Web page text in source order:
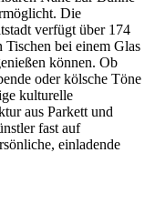
Die
verfügt über 174
Tischen bei einem Glas
können. Ob
oder kölsche Töne
kulturelle
aus Parkett und
fast auf
einladende